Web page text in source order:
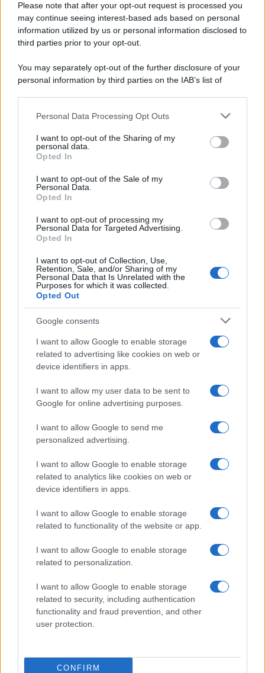
Please note that after your opt-out request is processed you
may continue seeing interest-based ads based on personal
information utilized by us or personal information disclosed to
third parties prior to your opt-out.
You may separately opt-out of the further disclosure of your
personal information by third parties on the IAB’s list of
This information may also be disclosed by us to third parties
disclose it to other third parties.
Please note that this website/app uses one or more Google
services and may gather and store information including but
not limited to your visit or usage behaviour. You may click to
grant or deny consent to Google and its third-party tags to
consent section.
Personal Data Processing Opt Outs
I want to opt-out of the Sharing of my
personal data.
Opted In
I want to opt-out of the Sale of my
Personal Data.
Opted In
I want to opt-out of processing my
Personal Data for Targeted Advertising.
Opted In
I want to opt-out of Collection, Use,
Retention, Sale, and/or Sharing of my
Personal Data that Is Unrelated with the
Purposes for which it was collected.
Opted Out
Google consents
I want to allow Google to enable storage
related to advertising like cookies on web or
device identifiers in apps.
I want to allow my user data to be sent to
Google for online advertising purposes.
I want to allow Google to send me
personalized advertising.
I want to allow Google to enable storage
related to analytics like cookies on web or
device identifiers in apps.
I want to allow Google to enable storage
related to functionality of the website or app.
I want to allow Google to enable storage
related to personalization.
I want to allow Google to enable storage
related to security, including authentication
functionality and fraud prevention, and other
user protection.
CONFIRM